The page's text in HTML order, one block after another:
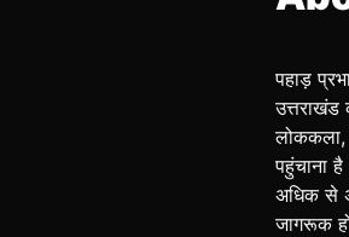
पहाड़
उत्तराखंड
लोककला,
पहुंचाना
अधिक से
जागरूक